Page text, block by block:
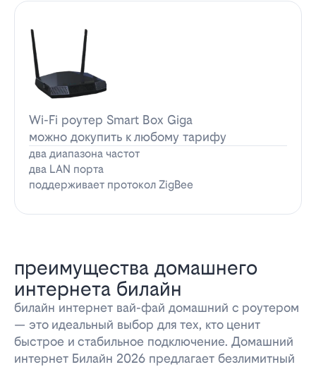
Wi-Fi роутер Smart Box Giga
можно докупить к любому тарифу
два диапазона частот
два LAN порта
поддерживает протокол ZigBee
преимущества домашнего
интернета билайн
билайн интернет вай-фай домашний с роутером
— это идеальный выбор для тех, кто ценит
быстрое и стабильное подключение. Домашний
интернет Билайн 2026 предлагает безлимитный